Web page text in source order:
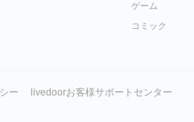
ゲーム
コミック
ー livedoorお客様サポートセンター